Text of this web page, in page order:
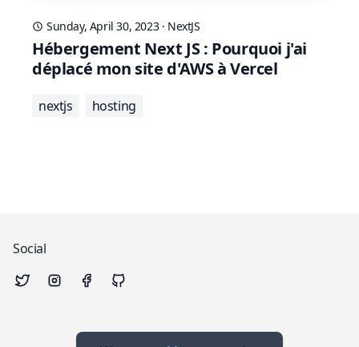
Sunday, April 30, 2023 · NextJS
Hébergement Next JS : Pourquoi j'ai
déplacé mon site d'AWS à Vercel
nextjs hosting
Social